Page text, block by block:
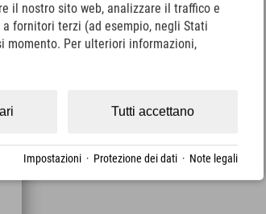
il nostro sito web, analizzare il traffico e
fornitori terzi (ad esempio, negli Stati
momento. Per ulteriori informazioni,
Tutti accettano
Impostazioni · Protezione dei dati · Note legali